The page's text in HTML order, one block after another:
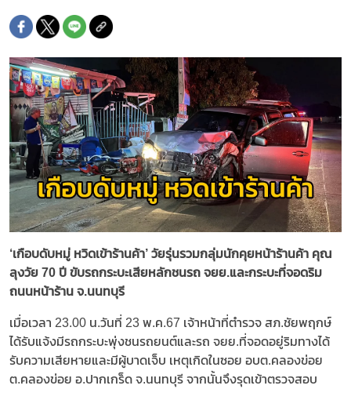
‘เกือบดับหมู่ หวิดเข้าร้านค้า’ วัยรุ่นรวมกลุ่มนักคุยหน้าร้านค้า คุณ
ลุงวัย 70 ปี ขับรถกระบะเสียหลักชนรถ จยย.และกระบะที่จอดริม
ถนนหน้าร้าน จ.นนทบุรี
เมื่อเวลา 23.00 น.วันที่ 23 พ.ค.67 เจ้าหน้าที่ตำรวจ สภ.ชัยพฤกษ์
ได้รับแจ้งมีรถกระบะพุ่งชนรถยนต์และรถ จยย.ที่จอดอยู่ริมทางได้
รับความเสียหายและมีผู้บาดเจ็บ เหตุเกิดในซอย อบต.คลองข่อย
ต.คลองข่อย อ.ปากเกร็ด จ.นนทบุรี จากนั้นจึงรุดเข้าตรวจสอบ